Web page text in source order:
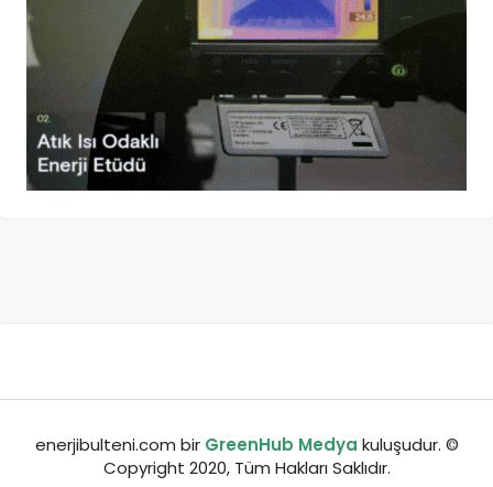
enerjibulteni.com bir GreenHub Medya kuluşudur. ©
Copyright 2020, Tüm Hakları Saklıdır.